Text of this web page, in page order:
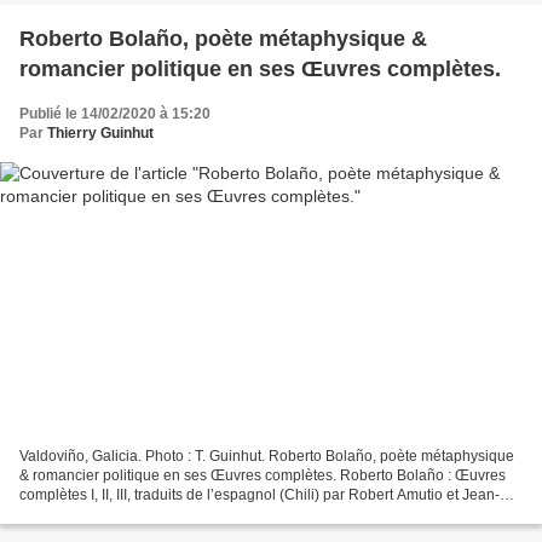
Roberto Bolaño, poète métaphysique &
romancier politique en ses Œuvres complètes.
Publié le 14/02/2020 à 15:20
Par Thierry Guinhut
Valdoviño, Galicia. Photo : T. Guinhut. Roberto Bolaño, poète métaphysique
& romancier politique en ses Œuvres complètes. Roberto Bolaño : Œuvres
complètes I, II, III, traduits de l’espagnol (Chili) par Robert Amutio et Jean-